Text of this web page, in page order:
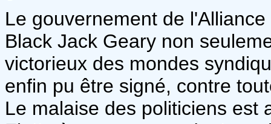
Le gouvernement de
Black Jack Geary non
victorieux des mondes
enfin pu être signé, contre
Le malaise des politiciens est